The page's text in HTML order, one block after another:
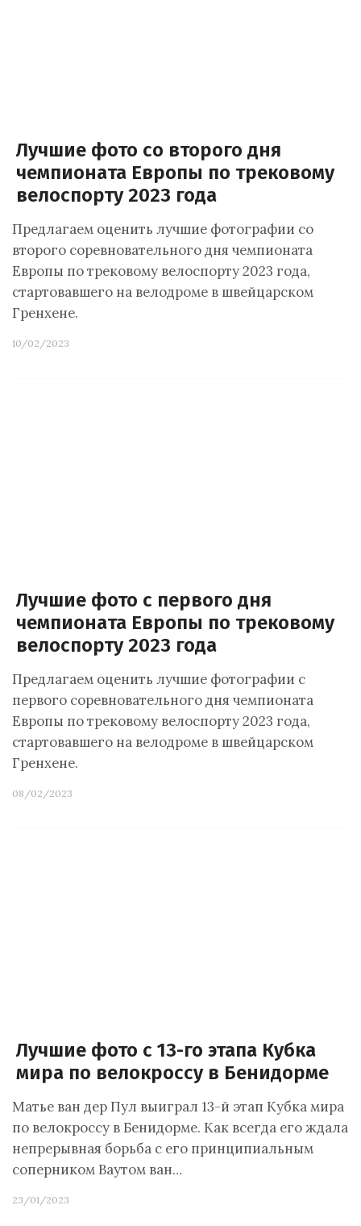
Лучшие фото со второго дня
чемпионата Европы по трековому
велоспорту 2023 года
Предлагаем оценить лучшие фотографии со
второго соревновательного дня чемпионата
Европы по трековому велоспорту 2023 года,
стартовавшего на велодроме в швейцарском
Гренхене.
10/02/2023
Лучшие фото с первого дня
чемпионата Европы по трековому
велоспорту 2023 года
Предлагаем оценить лучшие фотографии с
первого соревновательного дня чемпионата
Европы по трековому велоспорту 2023 года,
стартовавшего на велодроме в швейцарском
Гренхене.
08/02/2023
Лучшие фото с 13-го этапа Кубка
мира по велокроссу в Бенидорме
Матье ван дер Пул выиграл 13-й этап Кубка мира
по велокроссу в Бенидорме. Как всегда его ждала
непрерывная борьба с его принципиальным
соперником Ваутом ван…
23/01/2023